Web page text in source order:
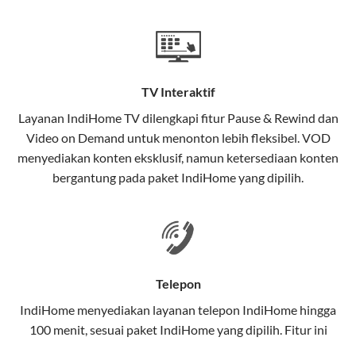
Teknologi di Balik WiFi IndiHome
Wifi IndiHome menggunakan teknologi Fiber To The
menggunakan kabel serat optik hingga ke rumah
pelanggan. Teknologi ini memiliki beberapa
keunggulan:
Kecepatan Tinggi
dibandingkan kabel tembaga atau DSL.
elektromagnetik, sehingga koneksi tetap lancar.
TV Interaktif
Layanan IndiHome TVdilengkapi fitur Pause & Rewind dan
Video on Demand untuk menonton lebih fleksibel. VOD
menyediakan konten eksklusif, namun ketersediaan konten
bergantung pada paket IndiHome yang dipilih.
Telepon
IndiHome menyediakan layanan telepon IndiHome hingga
100 menit, sesuai paket IndiHome yang dipilih. Fitur ini